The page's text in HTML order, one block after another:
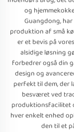
og
Guangdong,
produktion af små
er et bevis på
alsidige løsning
forbedrer også din
design og
perfekt til dem, der
besværet ved
produktionsfacilitet
hver enkelt enhed
den til et